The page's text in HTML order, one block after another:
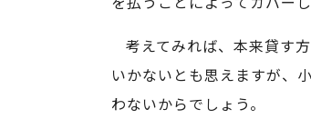
考えてみれば、本来貸す
いかないとも思えますが、
わないからでしょう。